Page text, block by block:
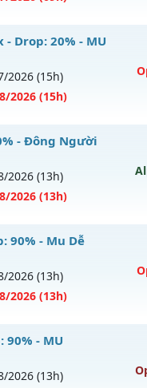
CÓ GỘP MU
TỂvào 09h ngày
- Drop: 20% - MU
/2026 (15h)
/2026 (15h)
8X
THOẠI
vào 15h
- Đông Người
/2026 (13h)
/2026 (13h)
Cuốn
vào 13h ngày
90% - Mu Dễ
/2026 (13h)
/2026 (13h)
2026
vào 13h ngày 06/
90% - MU
/2026 (13h)